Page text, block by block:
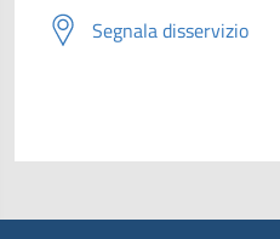
Segnala disservizio